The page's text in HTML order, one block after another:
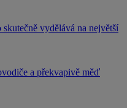
vydělává na největší
a překvapivě měď